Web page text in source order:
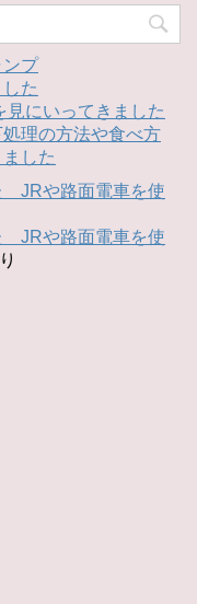
プ
た
にいってきました
理の方法や食べ方
した
JRや路面電車を使
JRや路面電車を使